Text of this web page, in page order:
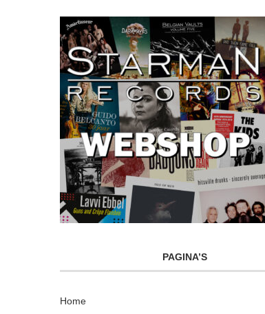
PAGINA’S
Home